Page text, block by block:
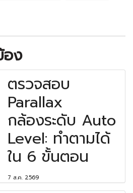
อง
ตรวจสอบ
Parallax
กล้องระดับ Auto
Level: ทำตามได้
ใน 6 ขั้นตอน
7 ส.ค. 2569